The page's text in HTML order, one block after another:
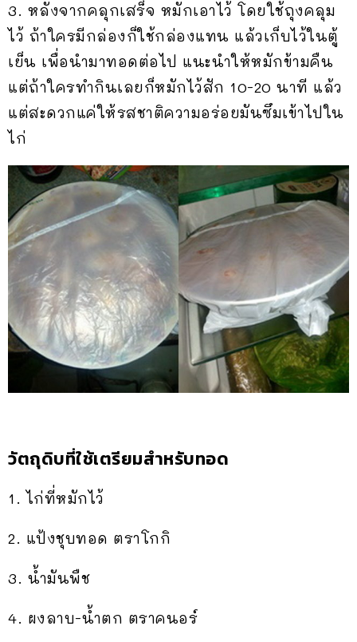
3. หลังจากคลุกเสร็จ หมักเอาไว้ โดยใช้ถุงคลุม
ไว้ ถ้าใครมีกล่องก็ใช้กล่องแทน แล้วเก็บไว้ในตู้
เย็น เพื่อนำมาทอดต่อไป แนะนำให้หมักข้ามคืน
แต่ถ้าใครทำกินเลยก็หมักไว้สัก 10-20 นาที แล้ว
แต่สะดวกแค่ให้รสชาติความอร่อยมันซึมเข้าไปใน
ไก่
วัตถุดิบที่ใช้เตรียมสำหรับทอด
1. ไก่ที่หมักไว้
2. แป้งชุบทอด ตราโกกิ
3. น้ำมันพืช
4. ผงลาบ-น้ำตก ตราคนอร์